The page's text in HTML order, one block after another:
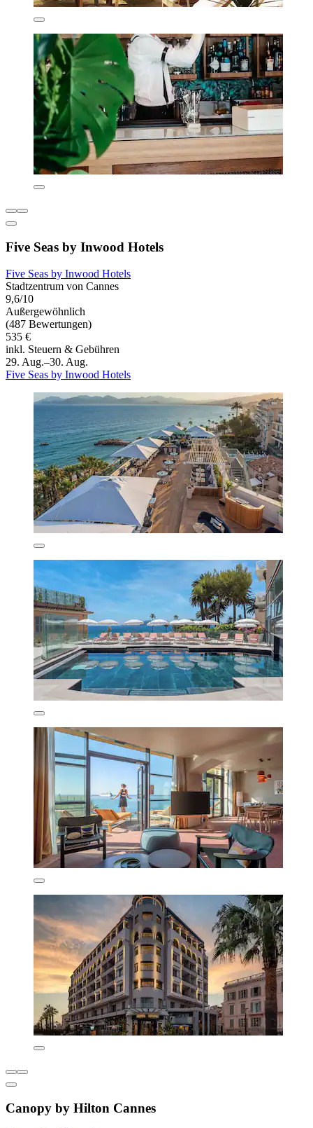
Five Seas by Inwood Hotels
Five Seas by Inwood Hotels
Stadtzentrum von Cannes
9,6/10
Außergewöhnlich
(487 Bewertungen)
535 €
inkl. Steuern & Gebühren
29. Aug.–30. Aug.
Five Seas by Inwood Hotels
Canopy by Hilton Cannes